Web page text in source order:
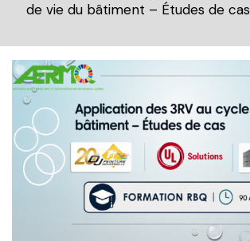
de vie du bâtiment – Études de cas